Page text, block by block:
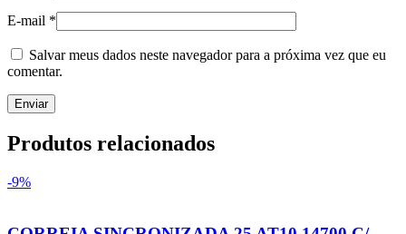
E-mail *
Salvar meus dados neste navegador para a próxima vez que eu
comentar.
Produtos relacionados
-9%